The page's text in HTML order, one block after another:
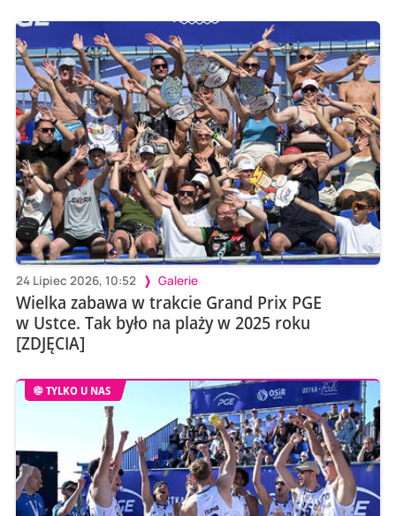
24 Lipiec 2026, 10:52 Galerie
Wielka zabawa w trakcie Grand Prix PGE
w Ustce. Tak było na plaży w 2025 roku
[ZDJĘCIA]
TYLKO U NAS